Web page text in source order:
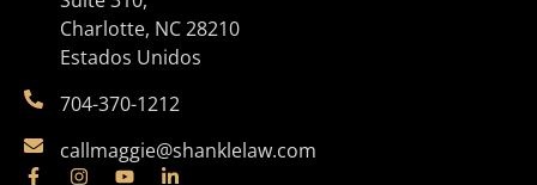
Charlotte, NC 28210
Estados Unidos
704-370-1212
callmaggie@shanklelaw.com